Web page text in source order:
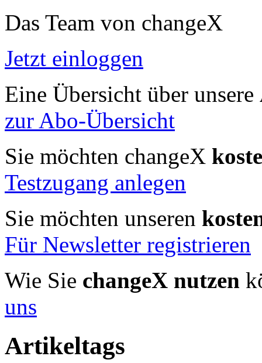
Das Team von changeX
Jetzt einloggen
Eine Übersicht über unsere
zur Abo-Übersicht
Sie möchten changeX
Testzugang anlegen
Sie möchten unseren
Für Newsletter registrieren
Wie Sie changeX nutzen
uns
Artikeltags